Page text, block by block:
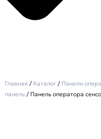
Главная / Каталог / Панели
панель / Панель оператора